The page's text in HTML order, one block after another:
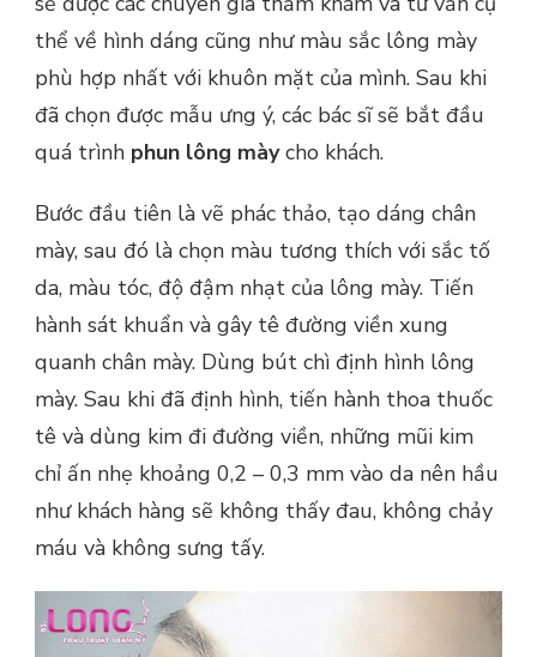
thể về hình dáng cũng như màu sắc lông mày
phù hợp nhất với khuôn mặt của mình. Sau khi
đã chọn được mẫu ưng ý, các bác sĩ sẽ bắt đầu
quá trình phun lông màycho khách.
Bước đầu tiên là vẽ phác thảo, tạo dáng chân
mày, sau đó là chọn màu tương thích với sắc tố
da, màu tóc, độ đậm nhạt của lông mày. Tiến
hành sát khuẩn và gây tê đường viền xung
quanh chân mày. Dùng bút chì định hình lông
mày. Sau khi đã định hình, tiến hành thoa thuốc
tê và dùng kim đi đường viền, những mũi kim
chỉ ấn nhẹ khoảng 0,2 – 0,3 mm vào da nên hầu
như khách hàng sẽ không thấy đau, không chảy
máu và không sưng tấy.